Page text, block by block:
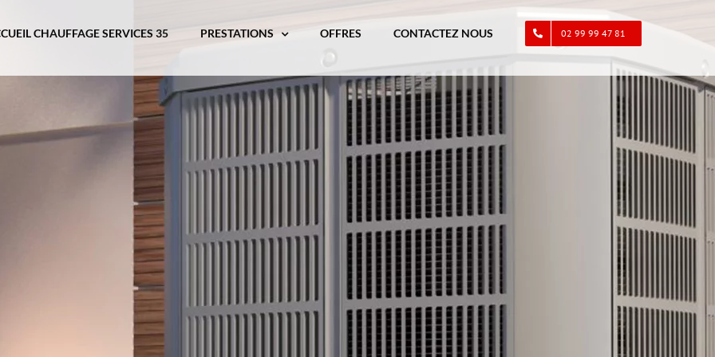
CHAUFFAGE SERVICES 35 PRESTATIONS OFFRES CONTACTEZ NOUS 02 99 99 47 81